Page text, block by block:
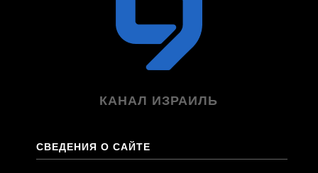
КАНАЛ ИЗРАИЛЬ
СВЕДЕНИЯ О САЙТЕ